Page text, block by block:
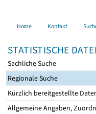
Home Kontakt
STATISTISCHE
Sachliche Suche
Regionale Suche
Kürzlich bereitgestellte
Allgemeine Angaben,